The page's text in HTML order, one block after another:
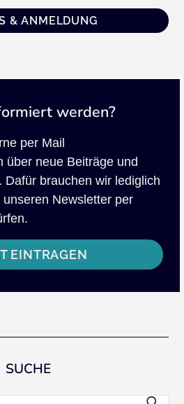
& ANMELDUNG
werden?
per Mail
über neue Beiträge und
Dafür brauchen wir lediglich
Newsletter per
EINTRAGEN
SUCHE